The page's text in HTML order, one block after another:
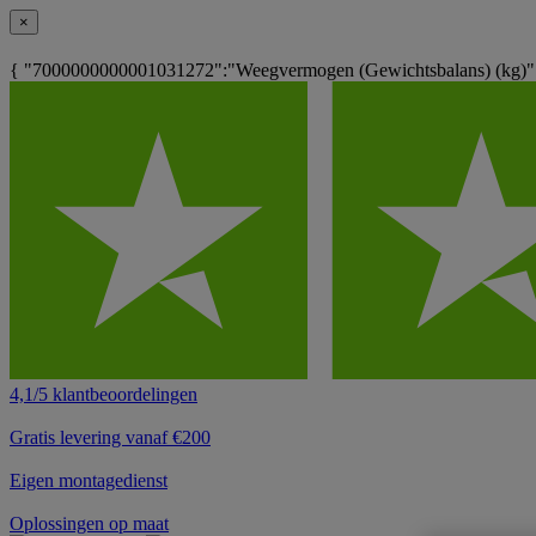
×
{ "7000000000001031272":"Weegvermogen (Gewichtsbalans)
4,1/5 klantbeoordelingen
Gratis levering vanaf €200
Eigen montagedienst
Oplossingen op maat